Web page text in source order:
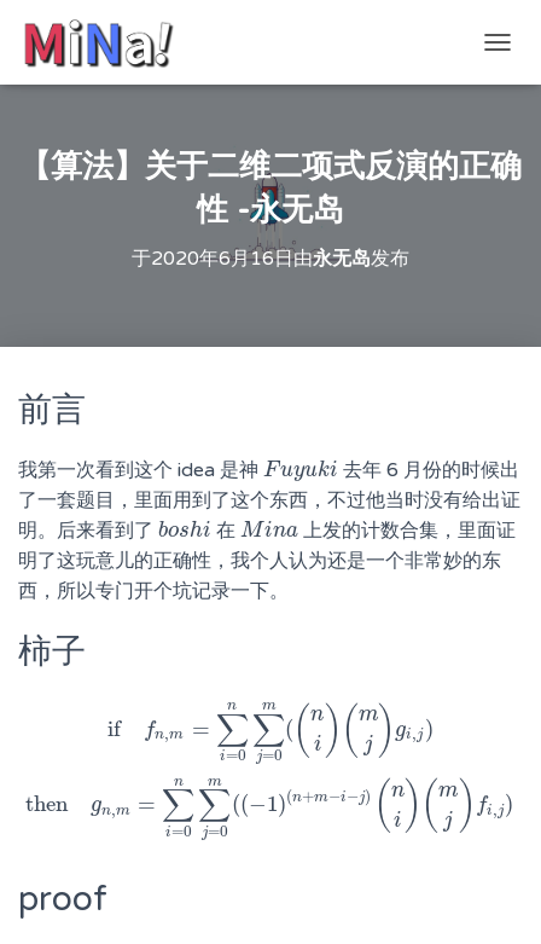
换
【算法】关于二维二项式反演的正确
性 -永无岛
于2020年6月16日由永无岛发布
前言
我第一次看到这个 idea 是神 Fuyuki
Fuyuki
去年 6 月份的时候出
了一套题目，里面用到了这个东西，不过他当时没有给出证
明。后来看到了 boshi
boshi 在Mina
Mina
上发的计数合集，里面证
明了这玩意儿的正确性，我个人认为还是一个非常妙的东
西，所以专门开个坑记录一下。
柿子
if fn,m = ∑
i=0
n ∑
j=0
m
( (n
i )( m
j )gi,j )
then gn,m = ∑
i=0
n ∑
j=0
m
((−1)(n+m−i−j) ( n
i )( m
j ) fi,j)
ni)(mj)gi, then gn,m=
proof